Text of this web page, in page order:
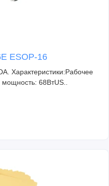
ESOP-16
Характеристики:Рабочее
68ВтUS..